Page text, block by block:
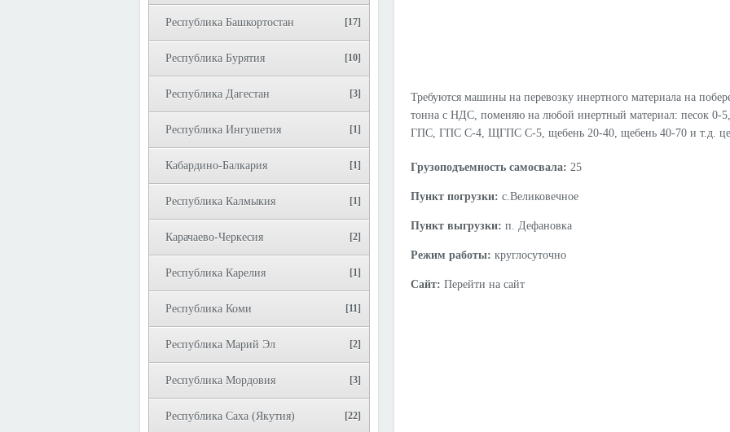
Республика Башкортостан [17]
Республика Бурятия [10]
Республика Дагестан [3]
Республика Ингушетия [1]
Кабардино-Балкария [1]
Республика Калмыкия [1]
Карачаево-Черкесия [2]
Республика Карелия [1]
Республика Коми [11]
Республика Марий Эл [2]
Республика Мордовия [3]
Республика Саха (Якутия) [22]
Требуются машины на перевозку инертного материала на
тонна с НДС, поменяю на любой инертный материал: песок 0-
ГПС, ГПС С-4, ЩГПС С-5, щебень 20-40, щебень 40-70 и т.д.
Грузоподъемность самосвала: 25
Пункт погрузки: с.Великовечное
Пункт выгрузки: п. Дефановка
Режим работы: круглосуточно
Сайт: Перейти на сайт